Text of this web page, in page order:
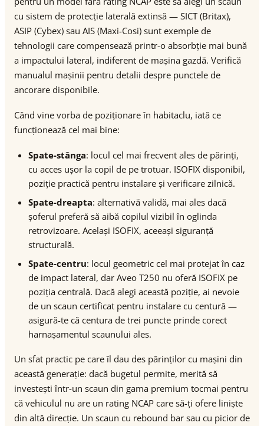
cu sistem de protecție laterală extinsă — SICT (Britax),
ASIP (Cybex) sau AIS (Maxi-Cosi) sunt exemple de
tehnologii care compensează printr-o absorbție mai bună
a impactului lateral, indiferent de mașina gazdă. Verifică
manualul mașinii pentru detalii despre punctele de
ancorare disponibile.
Când vine vorba de poziționare în habitaclu, iată ce
funcționează cel mai bine:
Spate-stânga: locul cel mai frecvent ales de părinți,
cu acces ușor la copil de pe trotuar. ISOFIX disponibil,
poziție practică pentru instalare și verificare zilnică.
Spate-dreapta: alternativă validă, mai ales dacă
șoferul preferă să aibă copilul vizibil în oglinda
retrovizoare. Același ISOFIX, aceeași siguranță
structurală.
Spate-centru: locul geometric cel mai protejat în caz
de impact lateral, dar Aveo T250 nu oferă ISOFIX pe
poziția centrală. Dacă alegi această poziție, ai nevoie
de un scaun certificat pentru instalare cu centură —
asigură-te că centura de trei puncte prinde corect
harnașamentul scaunului ales.
Un sfat practic pe care îl dau des părinților cu mașini din
această generație: dacă bugetul permite, merită să
investești într-un scaun din gama premium tocmai pentru
că vehiculul nu are un rating NCAP care să-ți ofere liniște
din altă direcție. Un scaun cu rebound bar sau cu picior de